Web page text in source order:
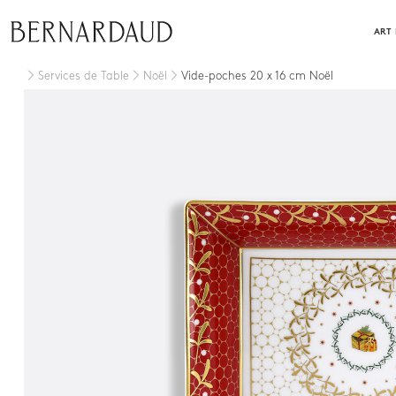
ART
Services de Table Noël Vide-poches 20 x 16 cm Noël